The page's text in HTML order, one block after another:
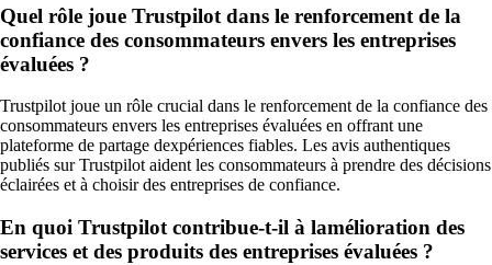
Quel rôle joue Trustpilot dans le renforcement de la
confiance des consommateurs envers les entreprises
évaluées ?
Trustpilot joue un rôle crucial dans le renforcement de la confiance des
consommateurs envers les entreprises évaluées en offrant une
plateforme de partage dexpériences fiables. Les avis authentiques
publiés sur Trustpilot aident les consommateurs à prendre des décisions
éclairées et à choisir des entreprises de confiance.
En quoi Trustpilot contribue-t-il à lamélioration des
services et des produits des entreprises évaluées ?